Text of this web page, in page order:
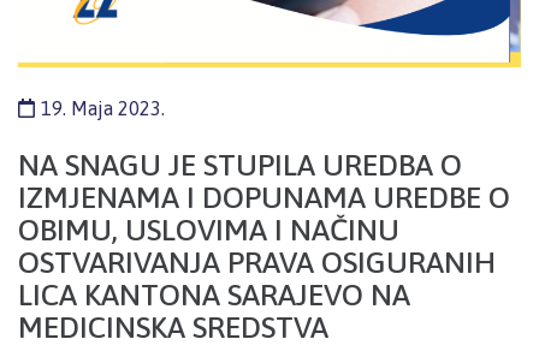
19. Maja 2023.
NA SNAGU JE STUPILA UREDBA O
IZMJENAMA I DOPUNAMA UREDBE O
OBIMU, USLOVIMA I NAČINU
OSTVARIVANJA PRAVA OSIGURANIH
LICA KANTONA SARAJEVO NA
MEDICINSKA SREDSTVA